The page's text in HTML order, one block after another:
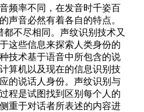
频率不同，在发音时千姿百
声音必然有着各自的特点。
不尽相同。声纹识别技术又
这些信息来探索人类身份的
技术基于语音中所包含的说
算机以及现在的信息识别技
的说话人身份。声纹识别与
程是试图找到区别每个人的
重于对话者所表述的内容进